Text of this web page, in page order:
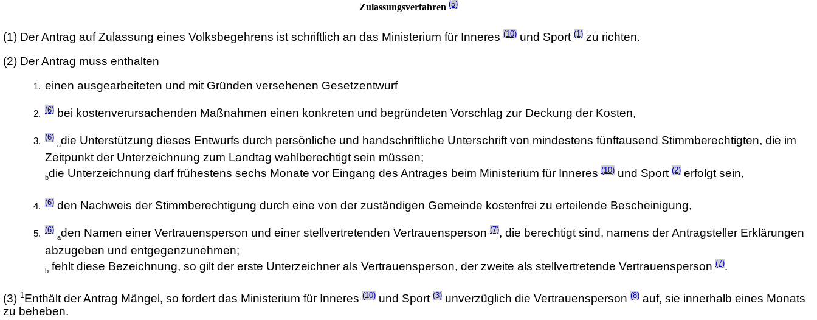
Zulassungsverfahren (5)
(1) Der Antrag auf Zulassung eines Volksbegehrens ist schriftlich an das Ministerium für Inneres(10)und Sport(1)zu richten.
(2) Der Antrag muss enthalten
einen ausgearbeiteten und mit Gründen versehenen Gesetzentwurf
(6) bei kostenverursachenden Maßnahmen einen konkreten und begründeten Vorschlag zur Deckung der Kosten,
(6)
adie Unterstützung dieses Entwurfs durch persönliche und handschriftliche Unterschrift von mindestens fünftausend Stimmberechtigten, die im
Zeitpunkt der Unterzeichnung zum Landtag wahlberechtigt sein müssen;
bdie Unterzeichnung darf frühestens sechs Monate vor Eingang des Antrages beim Ministerium für Inneres (10)und Sport (2)erfolgt sein,
(6) den Nachweis der Stimmberechtigung durch eine von der zuständigen Gemeinde kostenfrei zu erteilende Bescheinigung,
(6)
aden Namen einer Vertrauensperson und einer stellvertretenden Vertrauensperson (7), die berechtigt sind, namens der Antragsteller Erklärungen
abzugeben und entgegenzunehmen;
b fehlt diese Bezeichnung, so gilt der erste Unterzeichner als Vertrauensperson, der zweite als stellvertretende Vertrauensperson (7).
(3) 1Enthält der Antrag Mängel, so fordert das Ministerium für Inneres(10)und Sport(3)unverzüglich die Vertrauensperson(8)auf, sie innerhalb eines Monats
zu beheben.